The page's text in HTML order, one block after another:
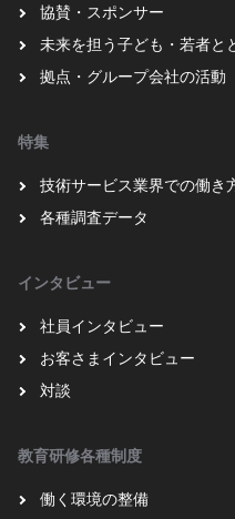
協賛・スポンサー
未来を担う子ども・若者と
拠点・グループ会社の活動
特集
技術サービス業界での働き
各種調査データ
インタビュー
社員インタビュー
お客さまインタビュー
対談
教育研修各種制度
働く環境の整備